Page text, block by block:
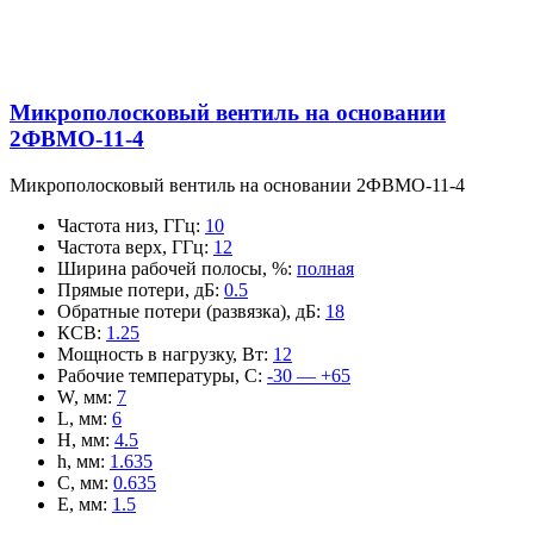
Микрополосковый вентиль на основании
2ФВМO-11-4
Микрополосковый вентиль на основании 2ФВМO-11-4
Частота низ, ГГц: 10
Частота верх, ГГц: 12
Ширина рабочей полосы, %: полная
Прямые потери, дБ: 0.5
Обратные потери (развязка), дБ: 18
КСВ: 1.25
Мощность в нагрузку, Вт: 12
Рабочие температуры, С: -30 — +65
W, мм: 7
L, мм: 6
H, мм: 4.5
h, мм: 1.635
C, мм: 0.635
E, мм: 1.5